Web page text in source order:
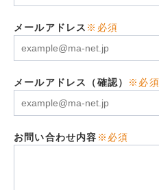
メールアドレス ※必須
メールアドレス（確認） ※必須
お問い合わせ内容 ※必須